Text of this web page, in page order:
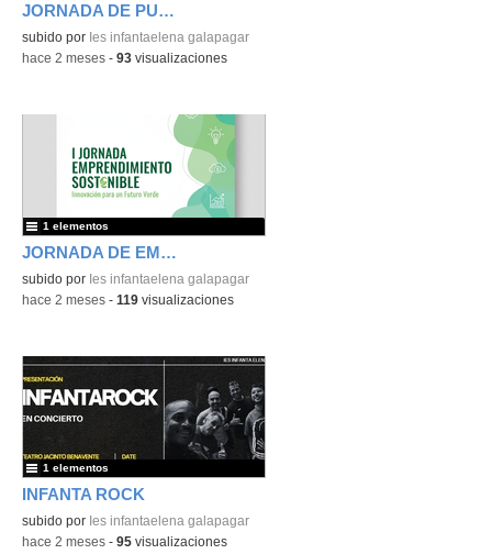
JORNADA DE PUERTAS ABIERTAS
subido por Ies infantaelena galapagar
-hace 2 meses - 93 visualizaciones
JORNADA DE EMPRENDIMIENTO
subido por Ies infantaelena galapagar
1 elementos
-hace 2 meses - 119 visualizaciones
INFANTA ROCK
subido por Ies infantaelena galapagar
1 elementos
-hace 2 meses - 95 visualizaciones